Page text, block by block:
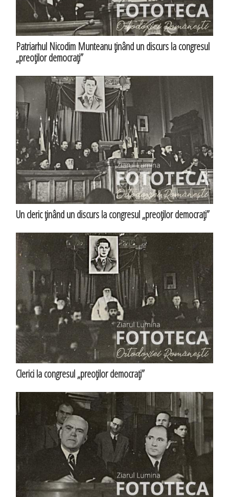
Patriarhul Nicodim Munteanu ţinând un discurs la congresul
„preoţilor democraţi”
Un cleric ţinând un discurs la congresul „preoţilor democraţi”
Clerici la congresul „preoţilor democraţi”